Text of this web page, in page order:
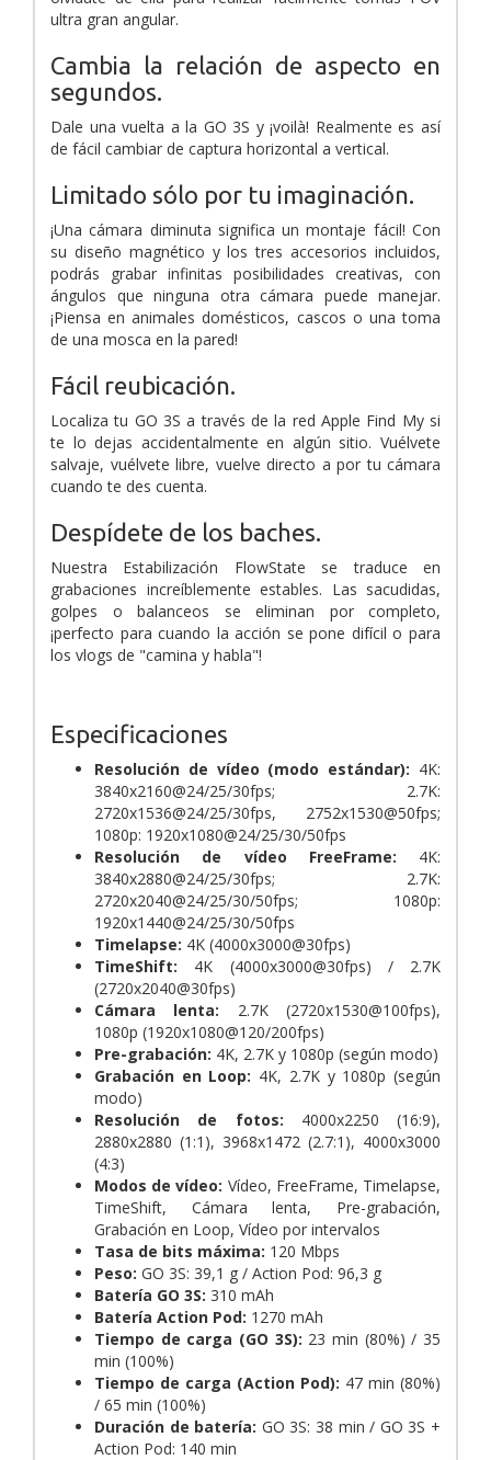
ultra gran angular.
Cambia la relación de aspecto en
segundos.
Dale una vuelta a la GO 3S y ¡voilà! Realmente es así
de fácil cambiar de captura horizontal a vertical.
Limitado sólo por tu imaginación.
¡Una cámara diminuta significa un montaje fácil! Con
su diseño magnético y los tres accesorios incluidos,
podrás grabar infinitas posibilidades creativas, con
ángulos que ninguna otra cámara puede manejar.
¡Piensa en animales domésticos, cascos o una toma
de una mosca en la pared!
Fácil reubicación.
Localiza tu GO 3S a través de la red Apple Find My si
te lo dejas accidentalmente en algún sitio. Vuélvete
salvaje, vuélvete libre, vuelve directo a por tu cámara
cuando te des cuenta.
Despídete de los baches.
Nuestra Estabilización FlowState se traduce en
grabaciones increíblemente estables. Las sacudidas,
golpes o balanceos se eliminan por completo,
¡perfecto para cuando la acción se pone difícil o para
los vlogs de "camina y habla"!
Especificaciones
Resolución de vídeo (modo estándar): 4K:
3840x2160@24/25/30fps; 2.7K:
2720x1536@24/25/30fps, 2752x1530@50fps;
1080p: 1920x1080@24/25/30/50fps
Resolución de vídeo FreeFrame: 4K:
3840x2880@24/25/30fps; 2.7K:
2720x2040@24/25/30/50fps; 1080p:
1920x1440@24/25/30/50fps
Timelapse: 4K (4000x3000@30fps)
TimeShift: 4K (4000x3000@30fps) / 2.7K
(2720x2040@30fps)
Cámara lenta: 2.7K (2720x1530@100fps),
1080p (1920x1080@120/200fps)
Pre-grabación: 4K, 2.7K y 1080p (según modo)
Grabación en Loop: 4K, 2.7K y 1080p (según
modo)
Resolución de fotos: 4000x2250 (16:9),
2880x2880 (1:1), 3968x1472 (2.7:1), 4000x3000
(4:3)
Modos de vídeo: Vídeo, FreeFrame, Timelapse,
TimeShift, Cámara lenta, Pre-grabación,
Grabación en Loop, Vídeo por intervalos
Tasa de bits máxima: 120 Mbps
Peso: GO 3S: 39,1 g / Action Pod: 96,3 g
Batería GO 3S: 310 mAh
Batería Action Pod: 1270 mAh
Tiempo de carga (GO 3S): 23 min (80%) / 35
min (100%)
Tiempo de carga (Action Pod): 47 min (80%)
/ 65 min (100%)
Duración de batería: GO 3S: 38 min / GO 3S +
Action Pod: 140 min